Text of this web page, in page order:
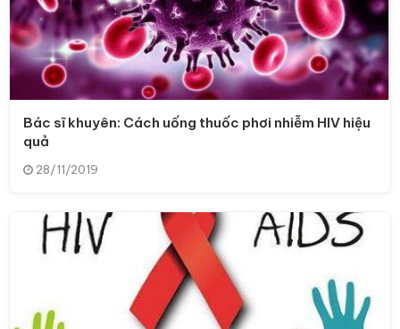
Bác sĩ khuyên: Cách uống thuốc phơi nhiễm HIV hiệu
quả
28/11/2019